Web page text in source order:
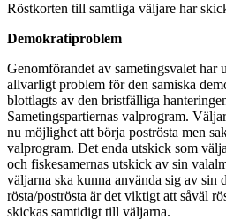
Röstkorten till samtliga väljare har
Demokratiproblem
Genomförandet av sametingsvalet har
allvarligt problem för den samiska
blottlagts av den bristfälliga
Sametingspartiernas valprogram.
nu möjlighet att börja poströsta men
valprogram. Det enda utskick som
och fiskesamernas utskick av sin
väljarna ska kunna använda sig av sin
rösta/poströsta är det viktigt att såväl
skickas samtidigt till väljarna.